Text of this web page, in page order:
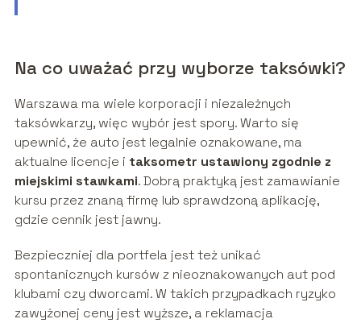
Na co uważać przy wyborze taksówki?
Warszawa ma wiele korporacji i niezależnych
taksówkarzy, więc wybór jest spory. Warto się
upewnić, że auto jest legalnie oznakowane, ma
aktualne licencje i taksometr ustawiony zgodnie z
miejskimi stawkami. Dobrą praktyką jest zamawianie
kursu przez znaną firmę lub sprawdzoną aplikację,
gdzie cennik jest jawny.
Bezpieczniej dla portfela jest też unikać
spontanicznych kursów z nieoznakowanych aut pod
klubami czy dworcami. W takich przypadkach ryzyko
zawyżonej ceny jest wyższe, a reklamacja